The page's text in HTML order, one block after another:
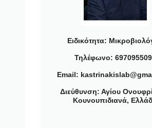
Ειδικότητα:
Τηλέφωνο:
Email:
Διεύθυνση: Αγίου
Κουνουπιδιανά,